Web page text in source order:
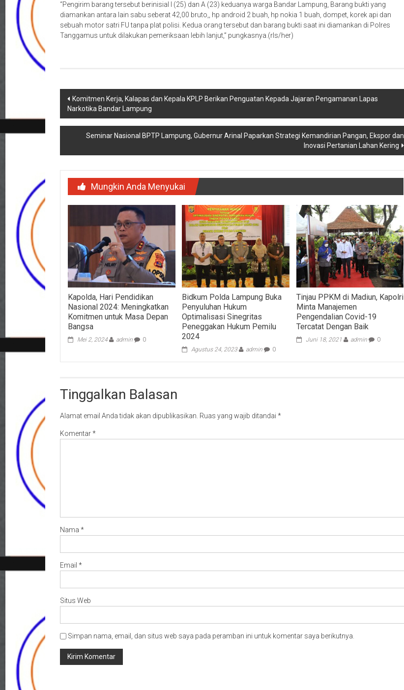
“Pengirim barang tersebut berinisial I (25) dan A (23) keduanya warga Bandar Lampung, Barang bukti yang
diamankan antara lain sabu seberat 42,00 bruto,, hp android 2 buah, hp nokia 1 buah, dompet, korek api dan
sebuah motor satri FU tanpa plat polisi. Kedua orang tersebut dan barang bukti saat ini diamankan di Polres
Tanggamus untuk dilakukan pemeriksaan lebih lanjut,” pungkasnya.(rls/her)
Navigasi
pos
Komitmen Kerja, Kalapas dan Kepala KPLP Berikan Penguatan Kepada Jajaran Pengamanan Lapas
Narkotika Bandar Lampung
Seminar Nasional BPTP Lampung, Gubernur Arinal Paparkan Strategi Kemandirian Pangan, Ekspor dan
Inovasi Pertanian Lahan Kering
Mungkin Anda Menyukai
Kapolda, Hari Pendidikan
Nasional 2024: Meningkatkan
Komitmen untuk Masa Depan
Bangsa
Mei 2, 2024 admin 0
Bidkum Polda Lampung Buka
Penyuluhan Hukum
Optimalisasi Sinegritas
Peneggakan Hukum Pemilu
2024
Agustus 24, 2023 admin 0
Tinjau PPKM di Madiun, Kapolri
Minta Manajemen
Pengendalian Covid-19
Tercatat Dengan Baik
Juni 18, 2021 admin 0
Tinggalkan Balasan
Alamat email Anda tidak akan dipublikasikan. Ruas yang wajib ditandai *
Komentar*
Nama *
Email *
Situs Web
Simpan nama, email, dan situs web saya pada peramban ini untuk komentar saya berikutnya.